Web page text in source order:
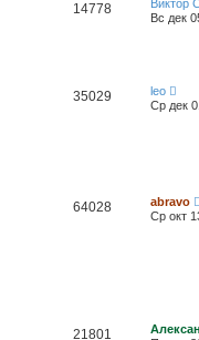
14778
Виктор
Вс дек
35029
leo
Ср дек
64028
abravo
Ср окт
21801